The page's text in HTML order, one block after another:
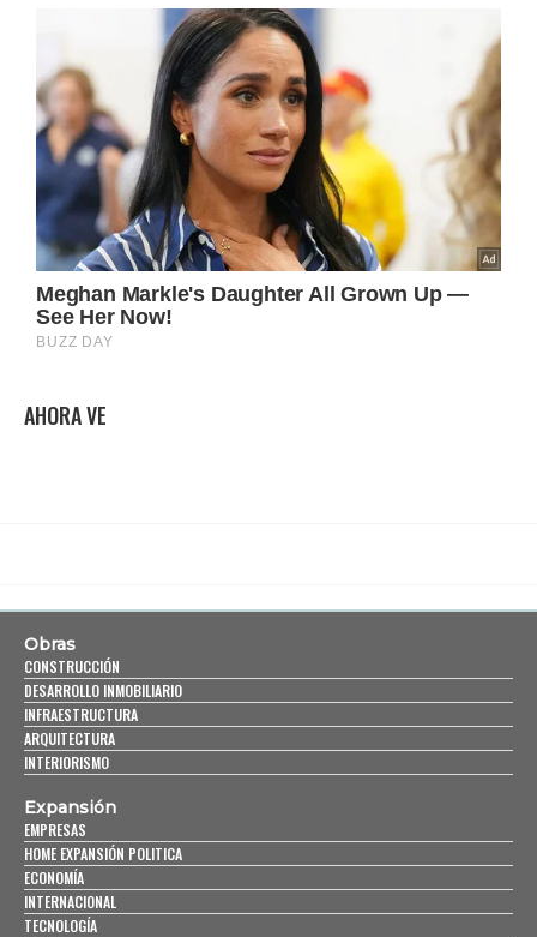
AHORA VE
Obras
CONSTRUCCIÓN
DESARROLLO INMOBILIARIO
INFRAESTRUCTURA
ARQUITECTURA
INTERIORISMO
Expansión
EMPRESAS
HOME EXPANSIÓN POLITICA
ECONOMÍA
INTERNACIONAL
TECNOLOGÍA